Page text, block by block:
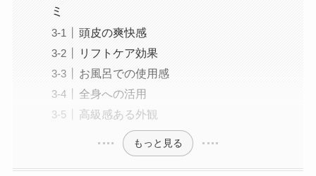
ミ
頭皮の爽快感
リフトケア効果
お風呂での使用感
全身への活用
高級感ある外観
もっと見る